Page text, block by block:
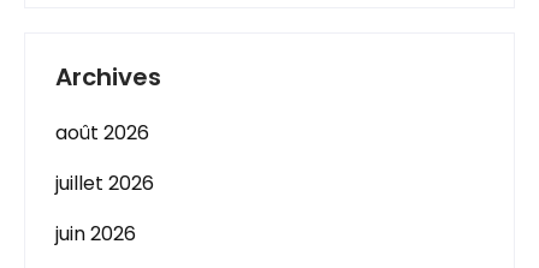
Archives
août 2026
juillet 2026
juin 2026